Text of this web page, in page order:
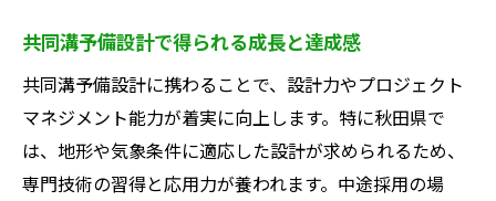
共同溝予備設計で得られる成長と達成感
共同溝予備設計に携わることで、設計力やプロジェクト
マネジメント能力が着実に向上します。特に秋田県で
は、地形や気象条件に適応した設計が求められるため、
専門技術の習得と応用力が養われます。中途採用の場